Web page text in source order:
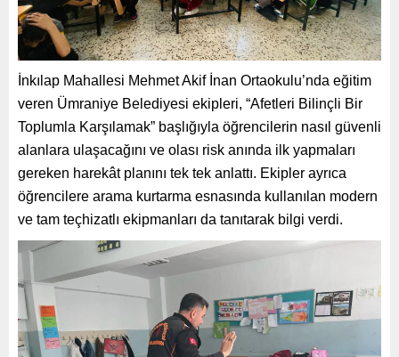
İnkılap Mahallesi Mehmet Akif İnan Ortaokulu’nda eğitim
veren Ümraniye Belediyesi ekipleri, “Afetleri Bilinçli Bir
Toplumla Karşılamak” başlığıyla öğrencilerin nasıl güvenli
alanlara ulaşacağını ve olası risk anında ilk yapmaları
gereken harekât planını tek tek anlattı. Ekipler ayrıca
öğrencilere arama kurtarma esnasında kullanılan modern
ve tam teçhizatlı ekipmanları da tanıtarak bilgi verdi.